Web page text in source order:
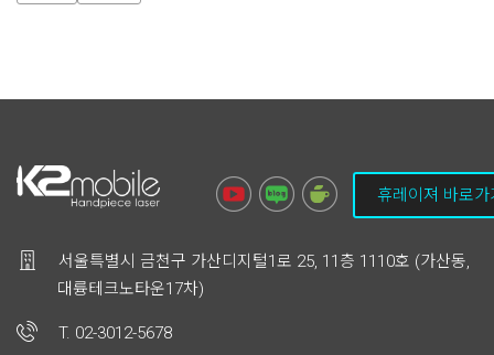
휴레이져 바로가
서울특별시 금천구 가산디지털1로 25, 11층 1110호 (가산동,
대륭테크노타운17차)
T. 02-3012-5678